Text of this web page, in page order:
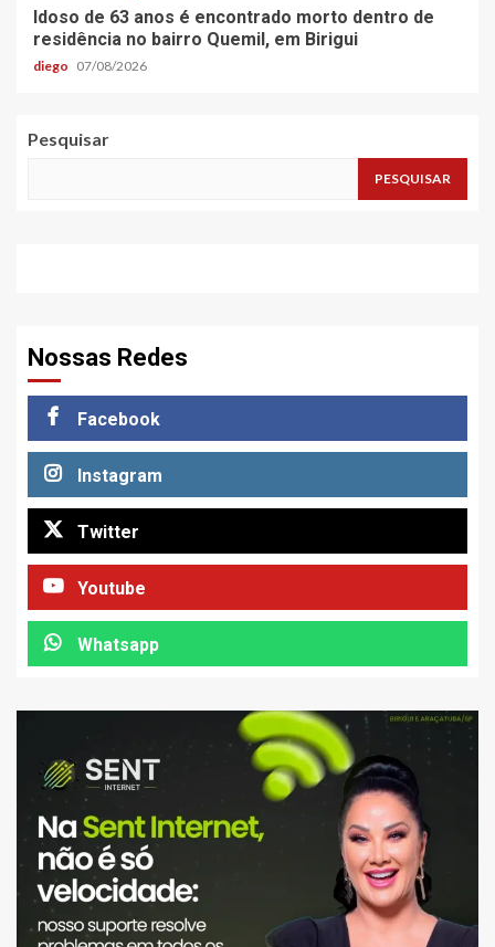
Idoso de 63 anos é encontrado morto dentro de
residência no bairro Quemil, em Birigui
diego 07/08/2026
Pesquisar
PESQUISAR
Nossas Redes
Facebook
Instagram
Twitter
Youtube
Whatsapp